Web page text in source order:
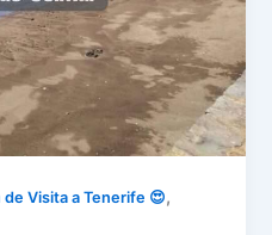
Visita a Tenerife 😍,